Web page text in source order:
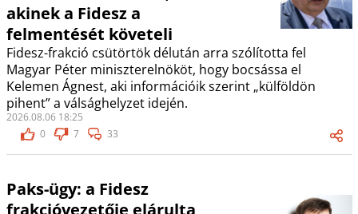
akinek a Fidesz a
felmentését követeli
Fidesz-frakció csütörtök délután arra szólította fel
Magyar Péter miniszterelnököt, hogy bocsássa el
Kelemen Ágnest, aki információik szerint „külföldön
pihent” a válsághelyzet idején.
2026.08.06 18:25
0
7 33
Paks-ügy: a Fidesz